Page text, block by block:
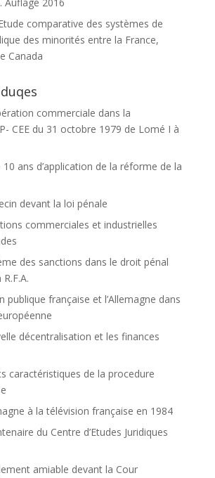
comparative des systèmes de
des minorités entre la France,
Canada
commerciale dans la
CEE du 31 octobre 1979 de Lomé I à
10 ans d’application de la réforme de la
devant la loi pénale
commerciales et industrielles
des sanctions dans le droit pénal
publique française et l’Allemagne dans
décentralisation et les finances
caractéristiques de la procedure
à la télévision française en 1984
du Centre d’Etudes Juridiques
amiable devant la Cour